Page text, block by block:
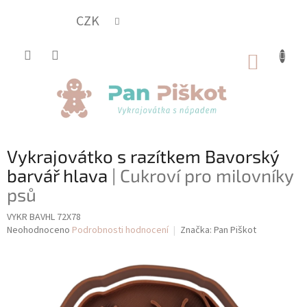
CZK
Vykrajovátko s razítkem Bavorský
barvář hlava | Cukroví pro milovníky
psů
VYKR BAVHL 72X78
Průměrné
Neohodnoceno Podrobnosti hodnocení Značka: Pan Piškot